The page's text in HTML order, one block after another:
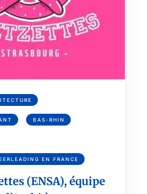
BAS-RHIN
EN FRANCE
(ENSA), équipe